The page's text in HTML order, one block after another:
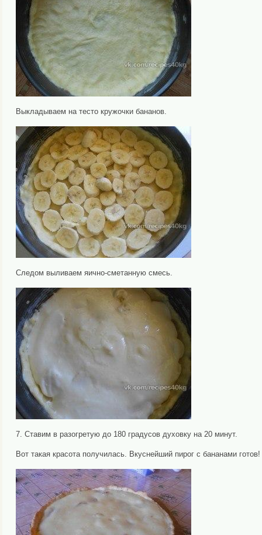
Выкладываем на тесто кружочки бананов.
Следом выливаем яично-сметанную смесь.
7. Ставим в разогретую до 180 градусов духовку на 20 минут.
Вот такая красота получилась. Вкуснейший пирог с бананами готов!